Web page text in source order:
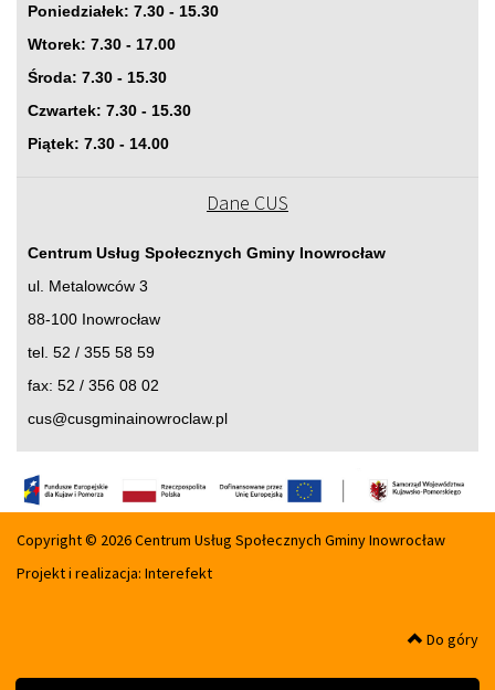
Poniedziałek: 7.30 - 15.30
Wtorek: 7.30 - 17.00
Środa: 7.30 - 15.30
Czwartek: 7.30 - 15.30
Piątek: 7.30 - 14.00
Dane CUS
Centrum Usług Społecznych Gminy Inowrocław
ul. Metalowców 3
88-100 Inowrocław
tel. 52 / 355 58 59
fax: 52 / 356 08 02
cus@cusgminainowroclaw.pl
Copyright © 2026 Centrum Usług Społecznych Gminy Inowrocław
Projekt i realizacja: Interefekt
Do góry